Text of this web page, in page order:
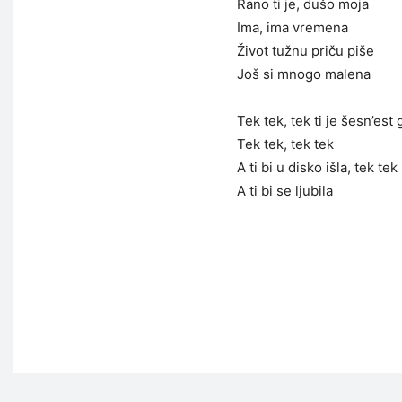
Rano ti je, dušo moja
Ima, ima vremena
Život tužnu priču piše
Još si mnogo malena
Tek tek, tek ti je šesn’est
Tek tek, tek tek
A ti bi u disko išla, tek tek
A ti bi se ljubila